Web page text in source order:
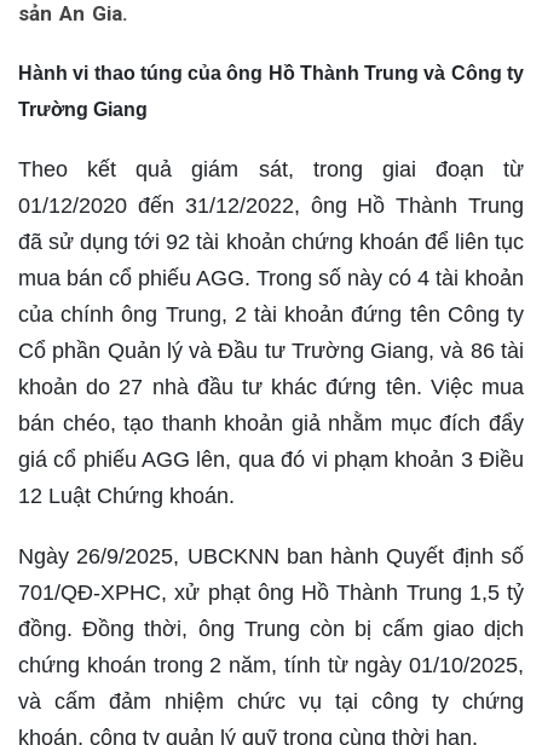
sản An Gia.
Hành vi thao túng của ông Hồ Thành Trung và Công ty
Trường Giang
Theo kết quả giám sát, trong giai đoạn từ
01/12/2020 đến 31/12/2022, ông Hồ Thành Trung
đã sử dụng tới 92 tài khoản chứng khoán để liên tục
mua bán cổ phiếu AGG. Trong số này có 4 tài khoản
của chính ông Trung, 2 tài khoản đứng tên Công ty
Cổ phần Quản lý và Đầu tư Trường Giang, và 86 tài
khoản do 27 nhà đầu tư khác đứng tên. Việc mua
bán chéo, tạo thanh khoản giả nhằm mục đích đẩy
giá cổ phiếu AGG lên, qua đó vi phạm khoản 3 Điều
12 Luật Chứng khoán.
Ngày 26/9/2025, UBCKNN ban hành Quyết định số
701/QĐ-XPHC, xử phạt ông Hồ Thành Trung 1,5 tỷ
đồng. Đồng thời, ông Trung còn bị cấm giao dịch
chứng khoán trong 2 năm, tính từ ngày 01/10/2025,
và cấm đảm nhiệm chức vụ tại công ty chứng
khoán, công ty quản lý quỹ trong cùng thời hạn.